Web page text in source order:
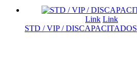
Link Link
STD / VIP / DISCAPACITADOS